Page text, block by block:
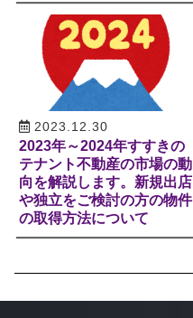
2023.12.30
2023年～2024年すすきの
テナント不動産の市場の動
向を解説します。新規出店
や独立をご検討の方の物件
の取得方法について